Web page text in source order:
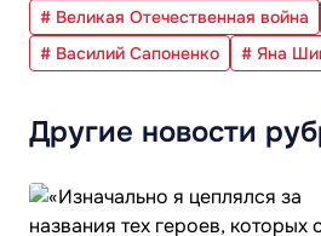
# Великая Отечественная война
# Василий Сапоненко
# Яна
Другие новости